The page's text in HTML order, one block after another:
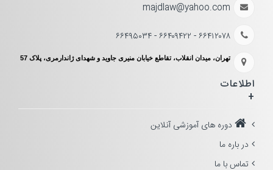
majdlaw@yahoo.com
۶۶۴۱۲۰۷۸ - ۶۶۴۰۹۴۲۲ - ۶۶۴۹۵۰۳۴
تهران، میدان انقلاب، تقاطع خیابان منیری جاوید و شهدای ژاندارمری، پلاک 57
اطلاعات
+
دوره های آموزشی آنلاین
در باره ما
تماس با ما